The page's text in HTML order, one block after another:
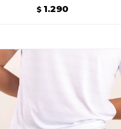
$ 1.290